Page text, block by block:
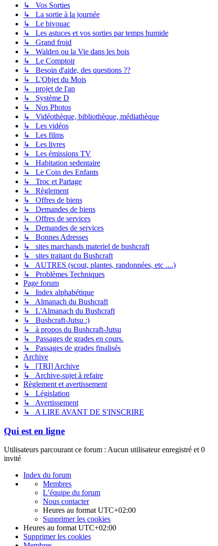
↳ Vos Sorties
↳ La sortie à la journée
↳ Le bivouac
↳ Les astuces et vos sorties par temps humide
↳ Grand froid
↳ Walden ou la Vie dans les bois
↳ Le Comptoir
↳ Besoin d'aide, des questions ??
↳ L'Objet du Mois
↳ projet de l'an
↳ Système D
↳ Nos Photos
↳ Vidéothèque, bibliothèque, médiathèque
↳ Les vidéos
↳ Les films
↳ Les livres
↳ Les émissions TV
↳ Habitation sedentaire
↳ Le Coin des Enfants
↳ Troc et Partage
↳ Règlement
↳ Offres de biens
↳ Demandes de biens
↳ Offres de services
↳ Demandes de services
↳ Bonnes Adresses
↳ sites marchands materiel de bushcraft
↳ sites traitant du Bushcraft
↳ AUTRES (scout, plantes, randonnées, etc ....)
↳ Problèmes Techniques
Page forum
↳ Index alphabétique
↳ Almanach du Bushcraft
↳ L'Almanach du Bushcraft
↳ Bushcraft-Jutsu :)
↳ à propos du Bushcraft-Jutsu
↳ Passages de grades en cours.
↳ Passages de grades finalisés
Archive
↳ [TRI] Archive
↳ Archive-sujet à refaire
Règlement et avertissement
↳ Législation
↳ Avertissement
↳ A LIRE AVANT DE S'INSCRIRE
Qui est en ligne
Utilisateurs parcourant ce forum : Aucun utilisateur enregistré et 0
invité
Index du forum
Membres
L’équipe du forum
Nous contacter
Heures au format UTC+02:00
Supprimer les cookies
Heures au format UTC+02:00
Supprimer les cookies